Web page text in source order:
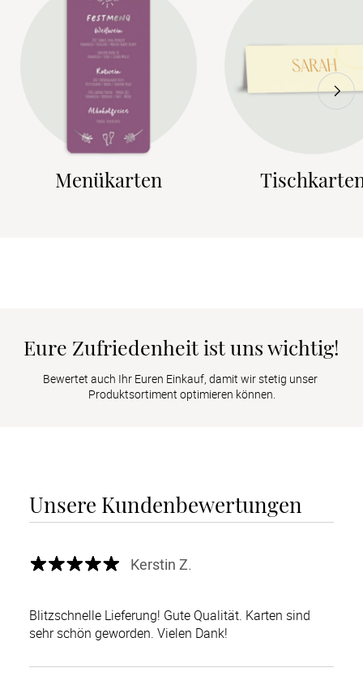
Menükarten
Eure Zufriedenheit ist uns wichtig!
Bewertet auch Ihr Euren Einkauf, damit wir stetig unser
Produktsortiment optimieren können.
Unsere Kundenbewertungen
Kerstin Z.
Blitzschnelle Lieferung! Gute Qualität. Karten sind
sehr schön geworden. Vielen Dank!